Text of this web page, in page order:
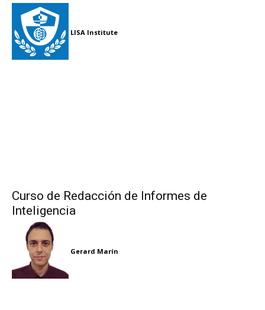
LISA Institute
Curso de Redacción de Informes de
Inteligencia
Gerard Marín